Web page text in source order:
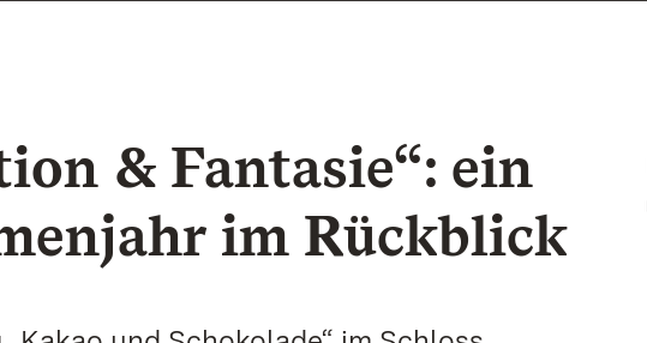
& Fantasie“: ein
im Rückblick